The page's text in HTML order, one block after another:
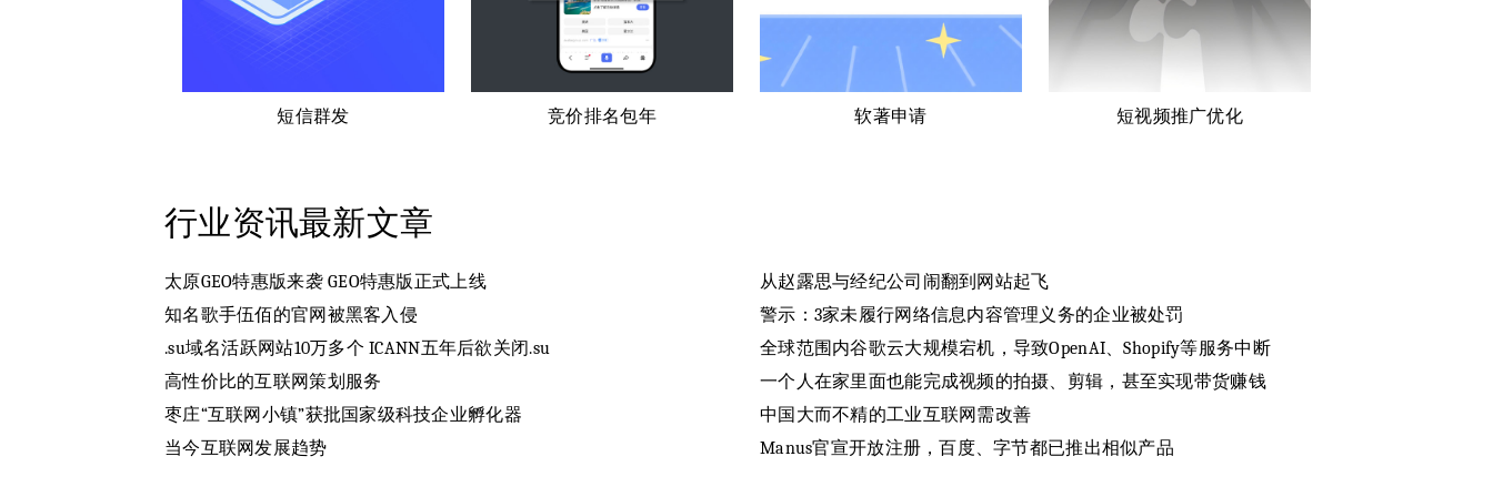
短信群发 竞价排名包年 软著申请 短视频推广优化
行业资讯最新文章
太原GEO特惠版来袭 GEO特惠版正式上线
从赵露思与经纪公司闹翻到网站起飞
知名歌手伍佰的官网被黑客入侵
警示：3家未履行网络信息内容管理义务的企业被处罚
.su域名活跃网站10万多个 ICANN五年后欲关闭.su
全球范围内谷歌云大规模宕机，导致OpenAI、Shopify等服务中断
高性价比的互联网策划服务
一个人在家里面也能完成视频的拍摄、剪辑，甚至实现带货赚钱
枣庄“互联网小镇”获批国家级科技企业孵化器
中国大而不精的工业互联网需改善
当今互联网发展趋势
Manus官宣开放注册，百度、字节都已推出相似产品